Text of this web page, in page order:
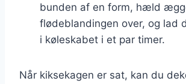
bunden af en form, hæld
flødeblandingen over, og lad
i køleskabet i et par timer.
Når kiksekagen er sat, kan du